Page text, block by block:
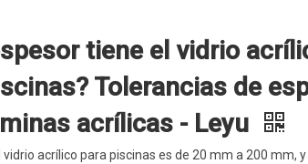
tiene el vidrio
Tolerancias de
acrílicas - Leyu
vidrio acrílico para piscinas es de 20 mm a 200 mm, y